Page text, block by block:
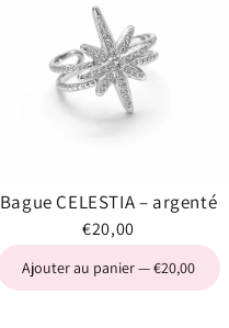
Bague CELESTIA – argenté
€20,00
Ajouter au panier — €20,00